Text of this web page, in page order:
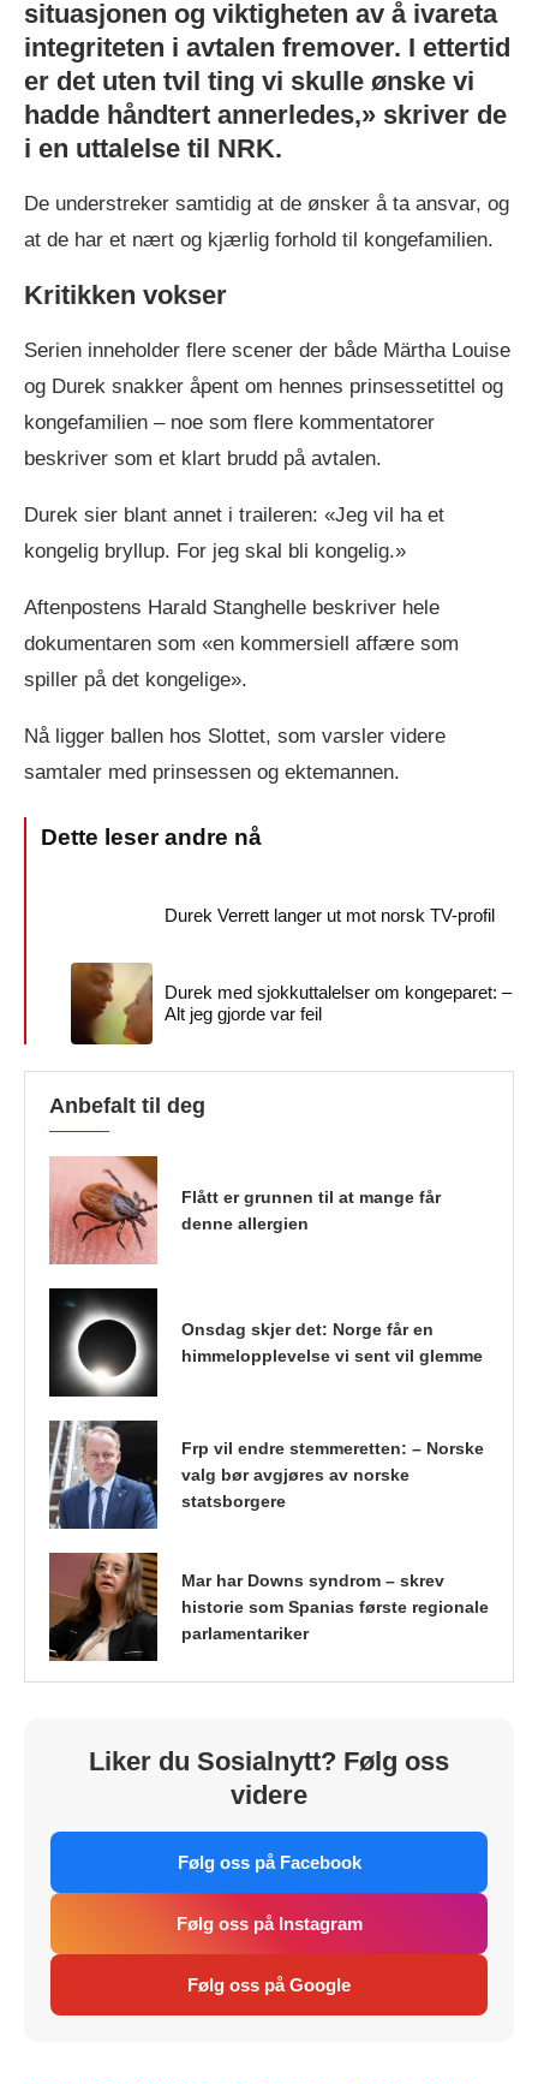
situasjonen og viktigheten av å ivareta
integriteten i avtalen fremover. I ettertid
er det uten tvil ting vi skulle ønske vi
hadde håndtert annerledes,» skriver de
i en uttalelse til NRK.
De understreker samtidig at de ønsker å ta ansvar, og
at de har et nært og kjærlig forhold til kongefamilien.
Kritikken vokser
Serien inneholder flere scener der både Märtha Louise
og Durek snakker åpent om hennes prinsessetittel og
kongefamilien – noe som flere kommentatorer
beskriver som et klart brudd på avtalen.
Durek sier blant annet i traileren: «Jeg vil ha et
kongelig bryllup. For jeg skal bli kongelig.»
Aftenpostens Harald Stanghelle beskriver hele
dokumentaren som «en kommersiell affære som
spiller på det kongelige».
Nå ligger ballen hos Slottet, som varsler videre
samtaler med prinsessen og ektemannen.
Durek Verrett langer ut mot norsk TV-profil
Durek med sjokkuttalelser om kongeparet: –
Alt jeg gjorde var feil
Anbefalt til deg
Flått er grunnen til at mange får
denne allergien
Onsdag skjer det: Norge får en
himmelopplevelse vi sent vil glemme
Frp vil endre stemmeretten: – Norske
valg bør avgjøres av norske
statsborgere
Mar har Downs syndrom – skrev
historie som Spanias første regionale
parlamentariker
Liker du Sosialnytt? Følg oss
videre
Følg oss på Facebook
Følg oss på Instagram
Følg oss på Google